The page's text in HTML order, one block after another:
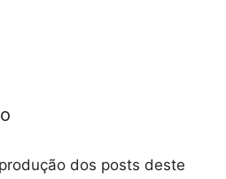
dos posts deste